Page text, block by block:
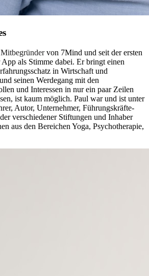
Mitbegründervon 7Mind und seit der ersten
als Stimme dabei. Er bringt einen
in Wirtschaft und
seinen Werdegang mit den
und Interessen in nur ein paar Zeilen
ist kaum möglich. Paul war und ist unter
Autor, Unternehmer, Führungskräfte-
verschiedener Stiftungen und Inhaber
aus den Bereichen Yoga, Psychotherapie,